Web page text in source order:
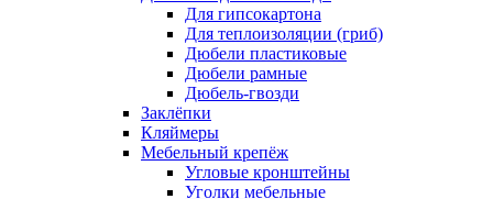
Для гипсокартона
Для теплоизоляции (гриб)
Дюбели пластиковые
Дюбели рамные
Дюбель-гвозди
Заклёпки
Кляймеры
Мебельный крепёж
Угловые кронштейны
Уголки мебельные